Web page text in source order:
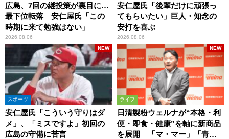
広島、7回の継投策が裏目に…
最下位転落 安仁屋氏「この
時期に来て勉強はない」
2026.08.06
安仁屋氏「後輩だけに頑張っ
てもらいたい」巨人・知念の
安打を喜ぶ
2026.08.06
スポーツ
安仁屋氏「こういう守りはダ
メ」、「ミスですよ」初回の
広島の守備に苦言
NEW
ライフ
日清製粉ウェルナが“本格・利
便・即食・健康”を軸に新商品
を展開 「マ・マー」「青の
NEW